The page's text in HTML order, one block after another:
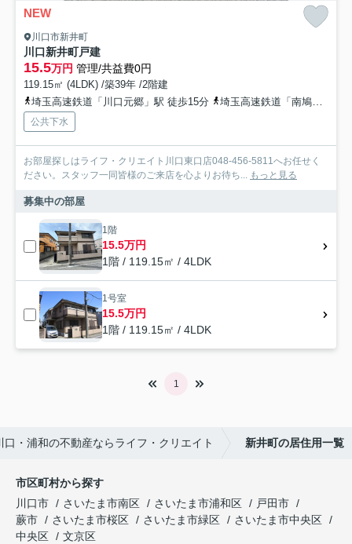
NEW
川口市新井町
川口新井町戸建
15.5万円 管理/共益費0円
119.15㎡ (4LDK) /築39年 /2階建
埼玉高速鉄道「川口元郷」駅 徒歩15分
埼玉高速鉄道「南鳩ヶ谷」駅 徒歩24分
公共下水
お部屋探しはライフ・クリエイト川口東口店048-456-5811へお任せく
ださい。スタッフ一同皆様のご来店を心よりお待ち... もっと見る
募集中の部屋
1階
15.5万円
1階 / 119.15㎡ / 4LDK
1号室
15.5万円
1階 / 119.15㎡ / 4LDK
1
口・浦和の不動産ならライフ・クリエイト 新井町の居住用一覧
市区町村から探す
川口市
さいたま市南区 さいたま市浦和区
戸田市
蕨市
さいたま市桜区 さいたま市緑区
さいたま市中央区
中央区
文京区